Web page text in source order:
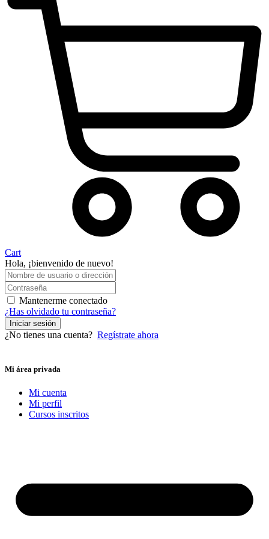
Cart
Hola, ¡bienvenido de nuevo!
Mantenerme conectado
¿Has olvidado tu contraseña?
Iniciar sesión
¿No tienes una cuenta? Regístrate ahora
Mi área privada
Mi cuenta
Mi perfil
Cursos inscritos